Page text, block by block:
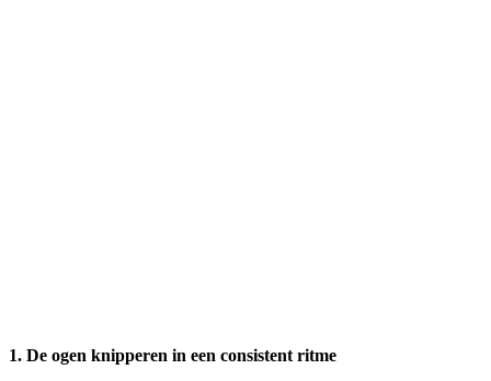
1. De ogen knipperen in een consistent ritme